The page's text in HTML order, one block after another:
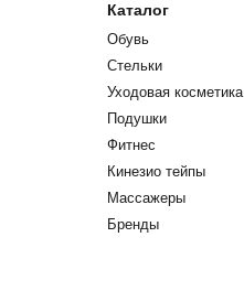
Каталог
Обувь
Стельки
Уходовая косметика
Подушки
Фитнес
Кинезио тейпы
Массажеры
Бренды